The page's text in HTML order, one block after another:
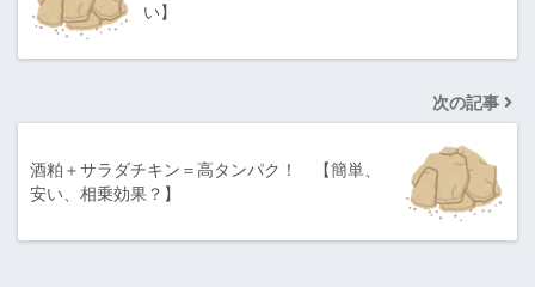
い】
次の記事
酒粕＋サラダチキン＝高タンパク！ 【簡単、
安い、相乗効果？】